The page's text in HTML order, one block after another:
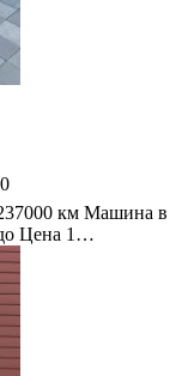
км Машина в
Цена 1…